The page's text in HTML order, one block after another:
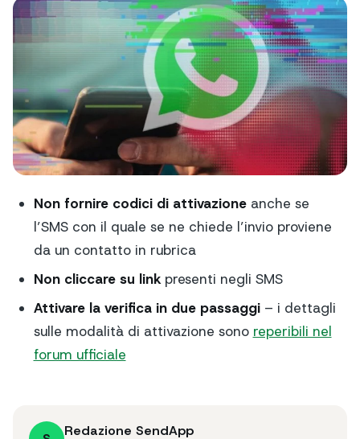
Non fornire codici di attivazioneanche se
l’SMS con il quale se ne chiede l’invio proviene
da un contatto in rubrica
Non cliccare su linkpresenti negli SMS
Attivare la verifica in due passaggi – i dettagli
sulle modalità di attivazione sono reperibili nel
forum ufficiale
Redazione SendApp